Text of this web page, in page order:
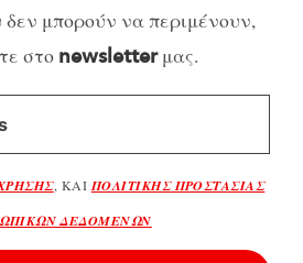
μπορούν να περιμένουν,
στο newsletterμας.
, ΚΑΙ ΠΟΛΙΤΙΚΗΣ ΠΡΟΣΤΑΣΙΑΣ
ΔΕΔΟΜΕΝΩΝ